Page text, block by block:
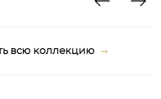
всю коллекцию